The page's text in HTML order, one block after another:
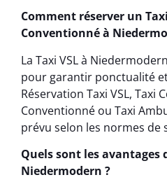
Comment réserver un
Conventionné à
La Taxi VSL à
pour garantir ponctualité
Réservation Taxi VSL, Taxi
Conventionné ou Taxi
prévu selon les normes de
Quels sont les avantages
Niedermodern ?